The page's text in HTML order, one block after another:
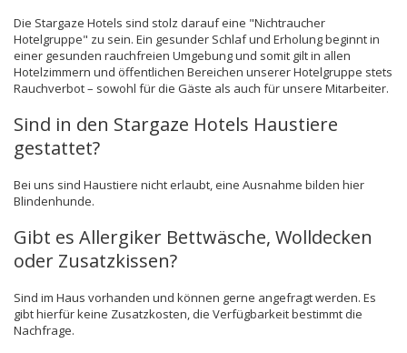
Die Stargaze Hotels sind stolz darauf eine "Nichtraucher
Hotelgruppe" zu sein. Ein gesunder Schlaf und Erholung beginnt in
einer gesunden rauchfreien Umgebung und somit gilt in allen
Hotelzimmern und öffentlichen Bereichen unserer Hotelgruppe stets
Rauchverbot – sowohl für die Gäste als auch für unsere Mitarbeiter.
Sind in den Stargaze Hotels Haustiere
gestattet?
Bei uns sind Haustiere nicht erlaubt, eine Ausnahme bilden hier
Blindenhunde.
Gibt es Allergiker Bettwäsche, Wolldecken
oder Zusatzkissen?
Sind im Haus vorhanden und können gerne angefragt werden. Es
gibt hierfür keine Zusatzkosten, die Verfügbarkeit bestimmt die
Nachfrage.